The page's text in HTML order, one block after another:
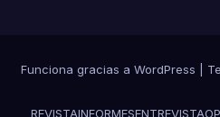
Funciona gracias a WordPress
REVISTAINFORMESENTREVISTA